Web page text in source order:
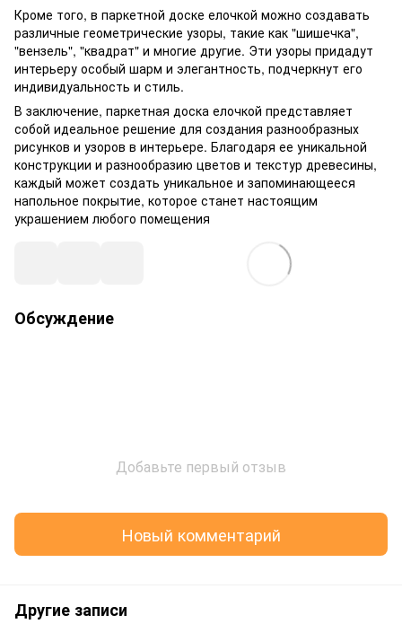
Кроме того, в паркетной доске елочкой можно создавать
различные геометрические узоры, такие как "шишечка",
"вензель", "квадрат" и многие другие. Эти узоры придадут
интерьеру особый шарм и элегантность, подчеркнут его
индивидуальность и стиль.
В заключение, паркетная доска елочкой представляет
собой идеальное решение для создания разнообразных
рисунков и узоров в интерьере. Благодаря ее уникальной
конструкции и разнообразию цветов и текстур древесины,
каждый может создать уникальное и запоминающееся
напольное покрытие, которое станет настоящим
украшением любого помещения
Обсуждение
Добавьте первый отзыв
Новый комментарий
Другие записи